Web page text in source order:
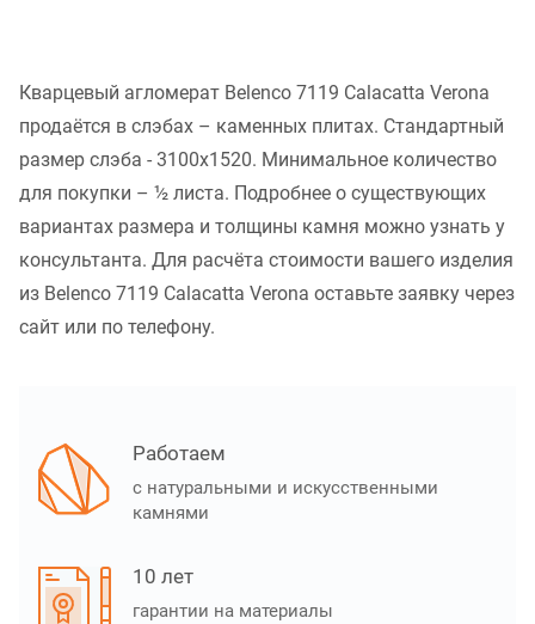
Кварцевый агломерат Belenco 7119 Calacatta Verona
продаётся в слэбах – каменных плитах. Стандартный
размер слэба - 3100x1520. Минимальное количество
для покупки – ½ листа. Подробнее о существующих
вариантах размера и толщины камня можно узнать у
консультанта. Для расчёта стоимости вашего изделия
из Belenco 7119 Calacatta Verona оставьте заявку через
сайт или по телефону.
Работаем
с натуральными и искусственными
камнями
10 лет
гарантии на материалы